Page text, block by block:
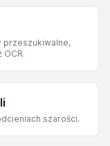
przeszukiwalne,
szarości.